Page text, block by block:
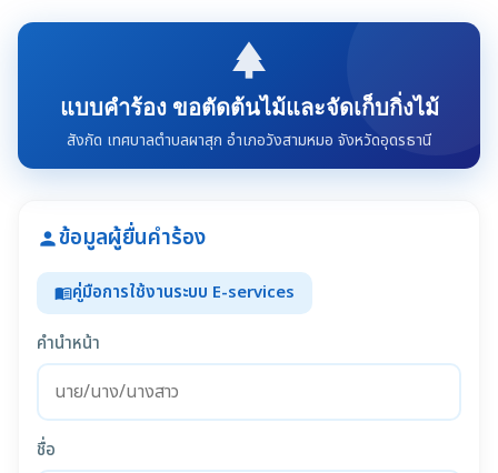
park
แบบคำร้อง ขอตัดต้นไม้และจัดเก็บกิ่งไม้
สังกัด เทศบาลตำบลผาสุก อำเภอวังสามหมอ จังหวัดอุดรธานี
personข้อมูลผู้ยื่นคำร้อง
menu_bookคู่มือการใช้งานระบบ E-services
คำนำหน้า
ชื่อ